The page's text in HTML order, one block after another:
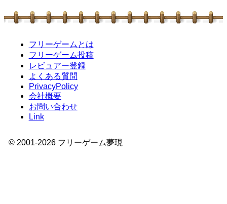
フリーゲームとは
フリーゲーム投稿
レビュアー登録
よくある質問
PrivacyPolicy
会社概要
お問い合わせ
Link
© 2001-2026フリーゲーム夢現